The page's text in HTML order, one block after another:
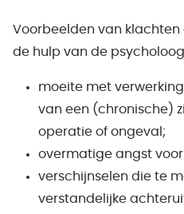
Voorbeelden van
de hulp van de
moeite met
van een (chronische)
operatie of ongeval;
overmatige angst
verschijnselen die te
verstandelijke